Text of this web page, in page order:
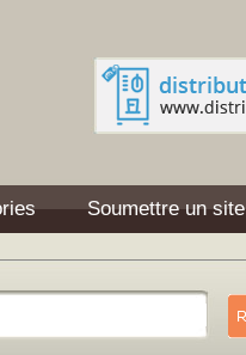
Soumettre un site